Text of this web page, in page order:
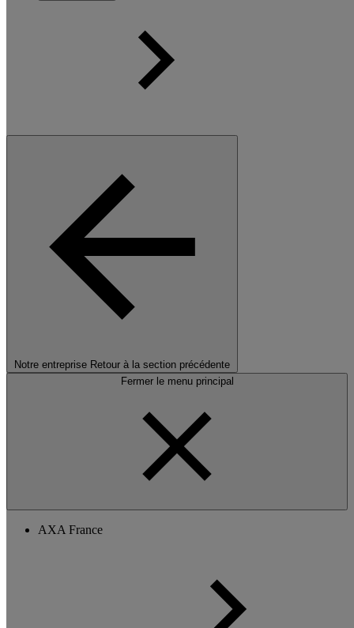
Notre entreprise Retour à la section précédente
Fermer le menu principal
AXA France